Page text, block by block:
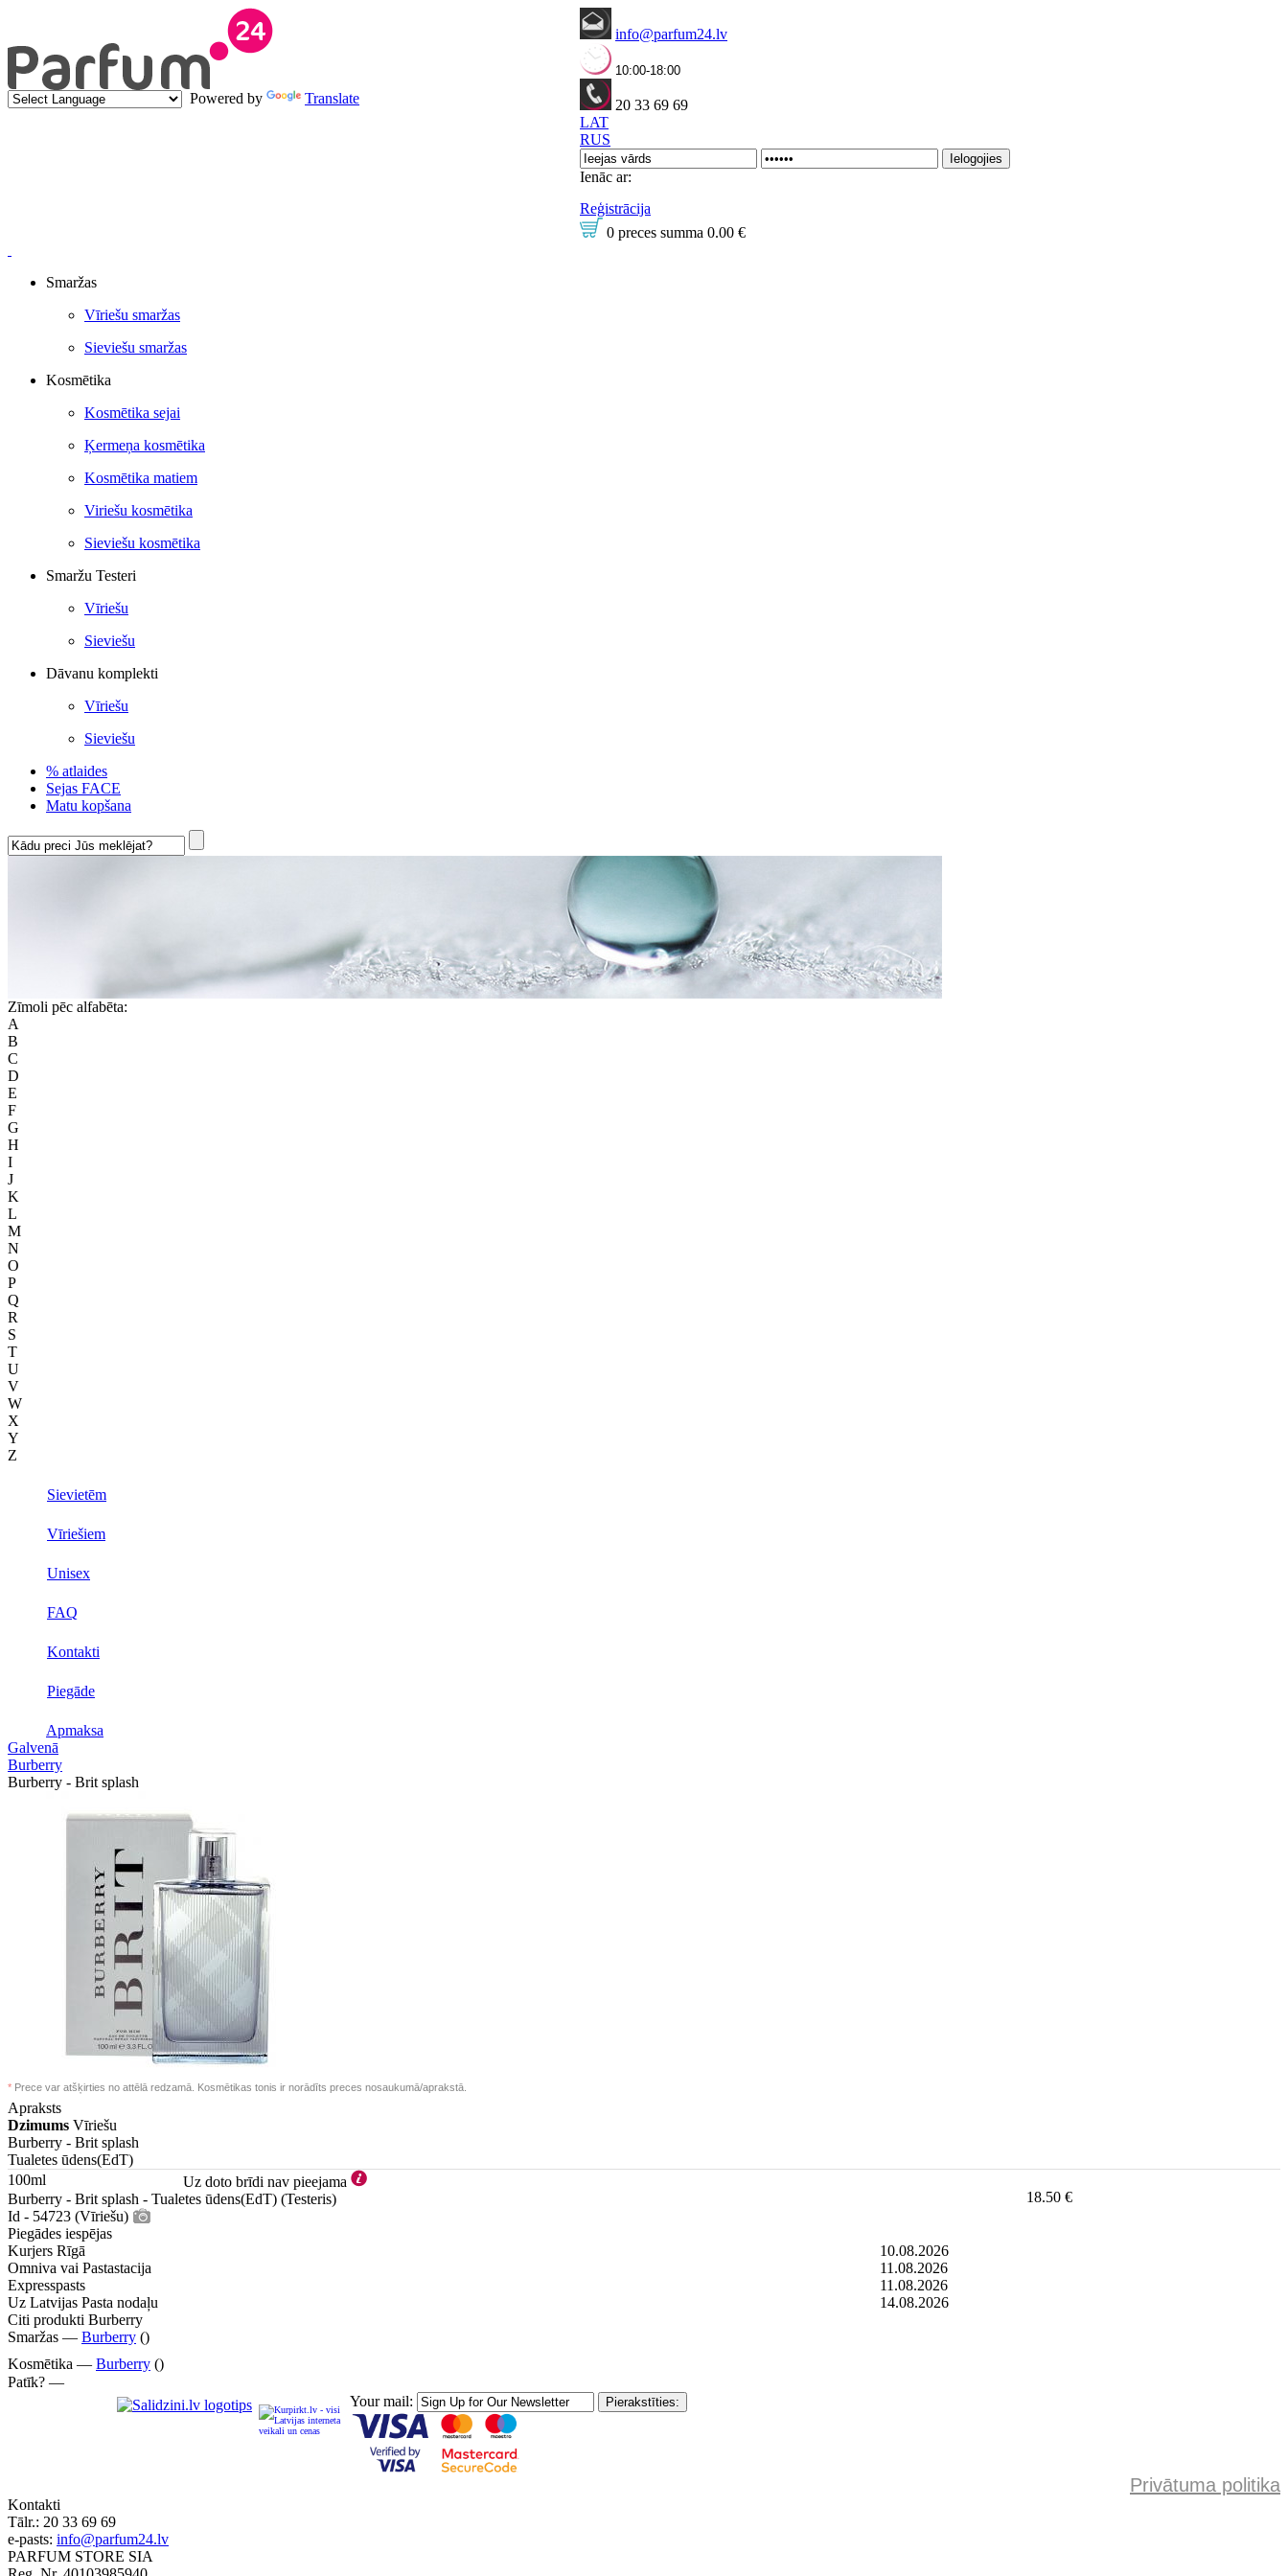
Powered by Translate
info@parfum24.lv
10:00-18:00
20 33 69 69
LAT
RUS
Ienāc ar:
Reģistrācija
0 preces summa 0.00 €
Smaržas
Vīriešu smaržas
Sieviešu smaržas
Kosmētika
Kosmētika sejai
Ķermeņa kosmētika
Kosmētika matiem
Viriešu kosmētika
Sieviešu kosmētika
Smaržu Testeri
Vīriešu
Sieviešu
Dāvanu komplekti
Vīriešu
Sieviešu
% atlaides
Sejas FACE
Matu kopšana
Zīmoli pēc alfabēta:
A
B
C
D
E
F
G
H
I
J
K
L
M
N
O
P
Q
R
S
T
U
V
W
X
Y
Z
Sievietēm
Vīriešiem
Unisex
FAQ
Kontakti
Piegāde
Apmaksa
Galvenā
Burberry
Burberry - Brit splash
* Prece var atšķirties no attēlā redzamā. Kosmētikas tonis ir norādīts preces nosaukumā/aprakstā.
Apraksts
Dzimums Vīriešu
Burberry - Brit splash
Tualetes ūdens(EdT)
100ml
Uz doto brīdi nav pieejama
Burberry - Brit splash - Tualetes ūdens(EdT) (Testeris)
Id - 54723 (Vīriešu)
18.50 €
Piegādes iespējas
Kurjers Rīgā
10.08.2026
Omniva vai Pastastacija
11.08.2026
Expresspasts
11.08.2026
Uz Latvijas Pasta nodaļu
14.08.2026
Citi produkti Burberry
Smaržas — Burberry ()
Kosmētika — Burberry ()
Patīk? —
Your mail:
Privātuma politika
Kontakti
Tālr.: 20 33 69 69
e-pasts: info@parfum24.lv
PARFUM STORE SIA